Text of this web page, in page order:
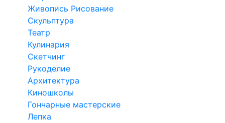
Живопись Рисование
Скульптура
Театр
Кулинария
Скетчинг
Рукоделие
Архитектура
Киношколы
Гончарные мастерские
Лепка